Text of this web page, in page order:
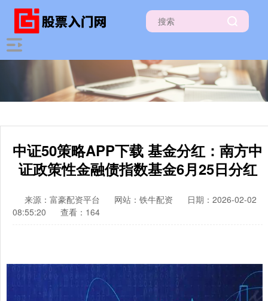
中证50策略APP下载 基金分红：南方中
证政策性金融债指数基金6月25日分红
来源：富豪配资平台 网站：铁牛配资
日期：2026-02-02
08:55:20
查看：164